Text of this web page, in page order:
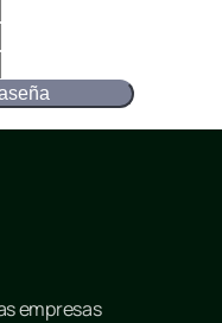
empresas